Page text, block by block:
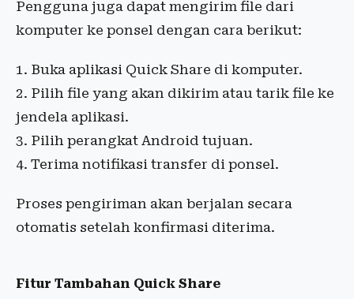
Pengguna juga dapat mengirim file dari
komputer ke ponsel dengan cara berikut:
Buka aplikasi Quick Share di komputer.
Pilih file yang akan dikirim atau tarik file ke
jendela aplikasi.
Pilih perangkat Android tujuan.
Terima notifikasi transfer di ponsel.
Proses pengiriman akan berjalan secara
otomatis setelah konfirmasi diterima.
Fitur Tambahan Quick Share